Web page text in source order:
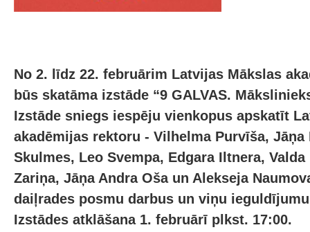
No 2. līdz 22. februārim Latvijas Mākslas
būs skatāma izstāde “9 GALVAS.
Izstāde sniegs iespēju vienkopus apskatīt
akadēmijas rektoru - Vilhelma Purvīša, Jāņa
Skulmes, Leo Svempa, Edgara Iltnera,
Zariņa, Jāņa Andra Oša un Alekseja
daiļrades posmu darbus un viņu
Izstādes atklāšana 1. februārī plkst. 17:00.